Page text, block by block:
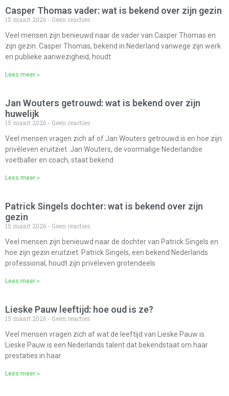
Casper Thomas vader: wat is bekend over zijn gezin
15 maart 2026
Geen reacties
Veel mensen zijn benieuwd naar de vader van Casper Thomas en
zijn gezin. Casper Thomas, bekend in Nederland vanwege zijn werk
en publieke aanwezigheid, houdt
Lees meer »
Jan Wouters getrouwd: wat is bekend over zijn
huwelijk
15 maart 2026
Geen reacties
Veel mensen vragen zich af of Jan Wouters getrouwd is en hoe zijn
privéleven eruitziet. Jan Wouters, de voormalige Nederlandse
voetballer en coach, staat bekend
Lees meer »
Patrick Singels dochter: wat is bekend over zijn
gezin
15 maart 2026
Geen reacties
Veel mensen zijn benieuwd naar de dochter van Patrick Singels en
hoe zijn gezin eruitziet. Patrick Singels, een bekend Nederlands
professional, houdt zijn privéleven grotendeels
Lees meer »
Lieske Pauw leeftijd: hoe oud is ze?
15 maart 2026
Geen reacties
Veel mensen vragen zich af wat de leeftijd van Lieske Pauw is.
Lieske Pauw is een Nederlands talent dat bekendstaat om haar
prestaties in haar
Lees meer »